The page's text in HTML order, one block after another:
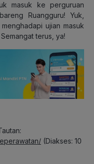
masuk ke perguruan
Ruangguru! Yuk,
ujian masuk
Semangat terus, ya!
(Diakses: 10